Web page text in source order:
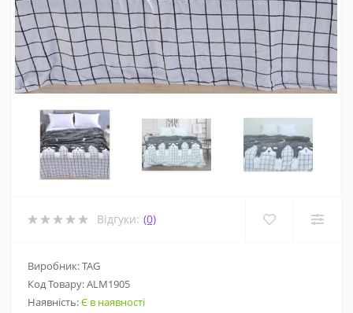
Відгуки: (0)
Виробник: TAG
Код Товару:ALM1905
Наявність:Є в наявності